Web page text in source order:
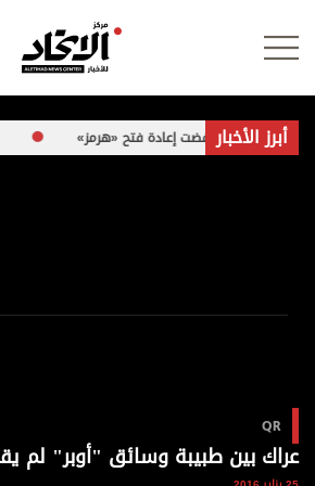
علوم الدار
الرياضة
أبرز الأخبار
إذا رفضت إعادة فتح «هرمز» خبراء
QR
عراك بين طبيبة وسائق "أوبر" لم